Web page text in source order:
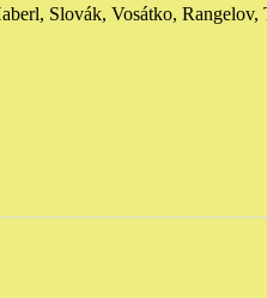
Slovák, Vosátko,